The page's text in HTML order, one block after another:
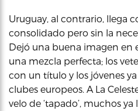
Uruguay, al contrario, llega
consolidado pero sin la
Dejó una buena imagen en
una mezcla perfecta; los
con un título y los jóvenes
clubes europeos. A La
velo de ‘tapado’, muchos